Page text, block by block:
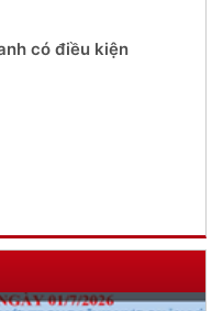
có điều kiện